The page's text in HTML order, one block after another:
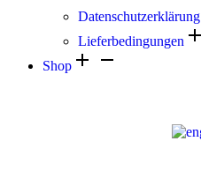
Datenschutzerklärung
Lieferbedingungen
Shop